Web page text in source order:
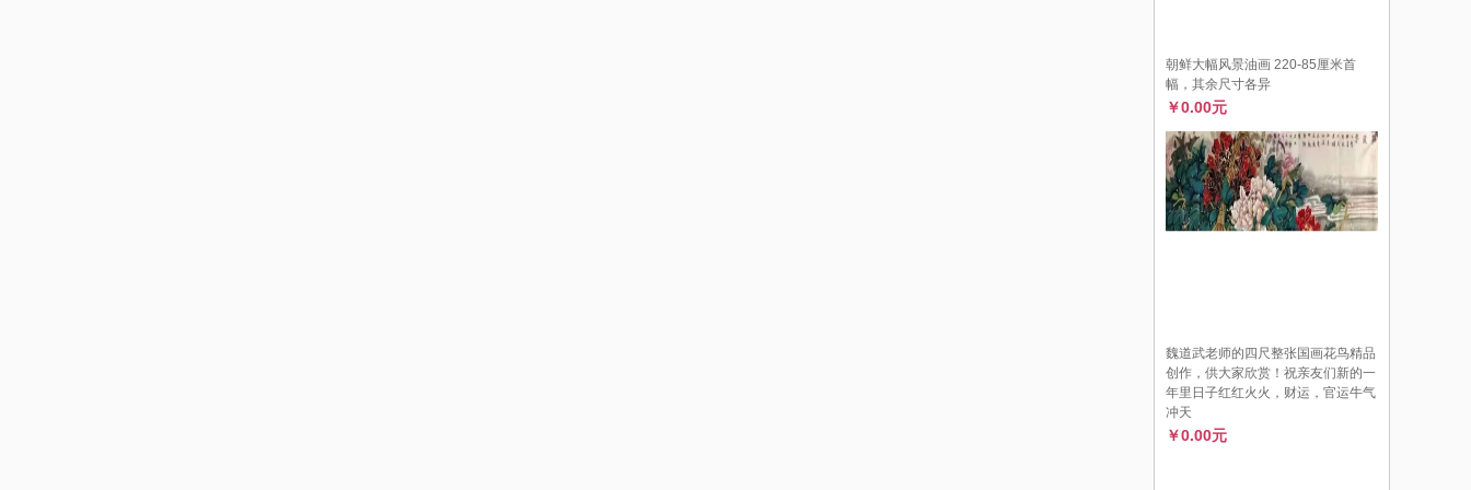
朝鲜大幅风景油画 220-85厘米首
幅，其余尺寸各异
￥0.00元
魏道武老师的四尺整张国画花鸟精品
创作，供大家欣赏！祝亲友们新的一
年里日子红红火火，财运，官运牛气
冲天
￥0.00元